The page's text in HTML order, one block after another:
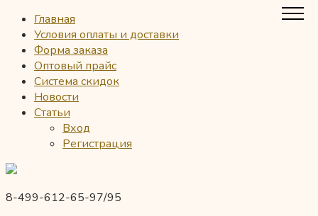
Главная
Условия оплаты и доставки
Форма заказа
Оптовый прайс
Система скидок
Новости
Статьи
Вход
Регистрация
8-499-612-65-97/95